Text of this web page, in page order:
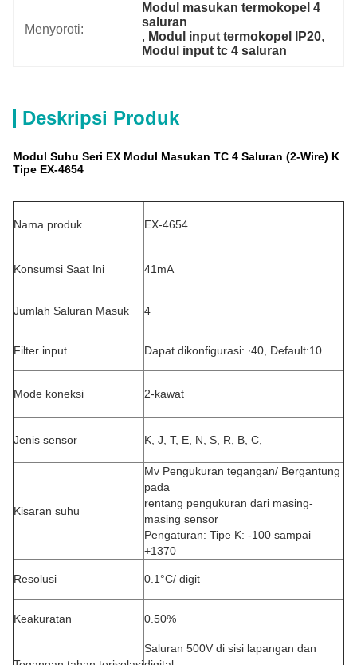
Menyoroti:
Modul masukan termokopel 4
saluran
, Modul input termokopel IP20,
Modul input tc 4 saluran
Deskripsi Produk
Modul Suhu Seri EX Modul Masukan TC 4 Saluran (2-Wire) K
Tipe EX-4654
Nama produk EX-4654
Konsumsi Saat Ini 41mA
Jumlah Saluran Masuk 4
Filter input Dapat dikonfigurasi: ∙40, Default:10
Mode koneksi 2-kawat
Jenis sensor K, J, T, E, N, S, R, B, C,
Kisaran suhu
Mv Pengukuran tegangan/ Bergantung
pada
rentang pengukuran dari masing-
masing sensor
Pengaturan: Tipe K: -100 sampai
+1370
Resolusi 0.1°C/ digit
Keakuratan 0.50%
Saluran 500V di sisi lapangan dan